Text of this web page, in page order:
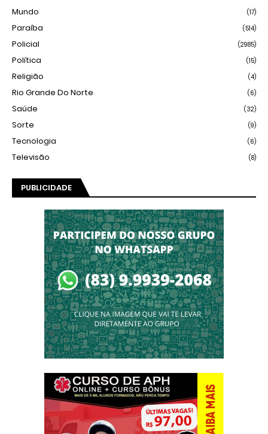
Mundo (17)
Paraíba (514)
Policial (2985)
Política (15)
Religião (4)
Rio Grande Do Norte (6)
Saúde (32)
Sorte (9)
Tecnologia (6)
Televisão (8)
PUBLICIDADE